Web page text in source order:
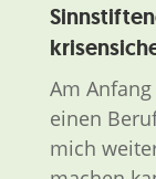
Am
einen
mich